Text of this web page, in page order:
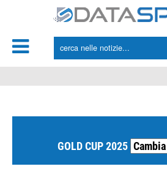
GOLD CUP 2025